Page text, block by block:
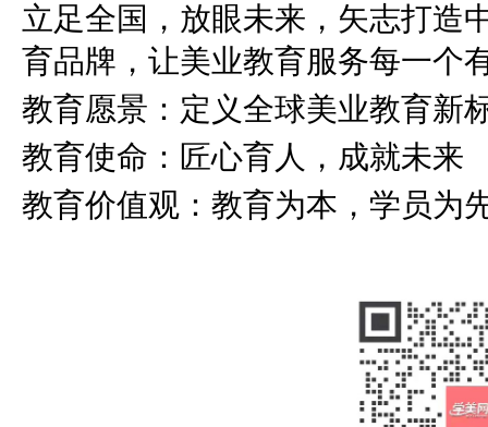
立足全国，放眼未来，矢志打造
育品牌，让美业教育服务每一个
教育愿景：定义全球美业教育新
教育使命：匠心育人，成就未来
教育价值观：教育为本，学员为